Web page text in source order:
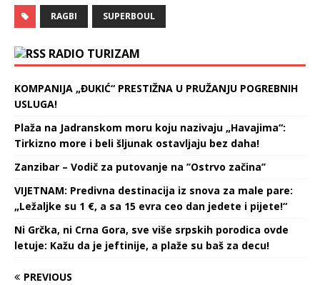
RAGBI SUPERBOUL
RADIO TURIZAM
KOMPANIJA „ĐUKIĆ“ PRESTIŽNA U PRUŽANJU POGREBNIH
USLUGA!
Plaža na Jadranskom moru koju nazivaju „Havajima“:
Tirkizno more i beli šljunak ostavljaju bez daha!
Zanzibar – Vodič za putovanje na ’’Ostrvo začina’’
VIJETNAM: Predivna destinacija iz snova za male pare:
„Ležaljke su 1 €, a sa 15 evra ceo dan jedete i pijete!“
Ni Grčka, ni Crna Gora, sve više srpskih porodica ovde
letuje: Kažu da je jeftinije, a plaže su baš za decu!
PREVIOUS